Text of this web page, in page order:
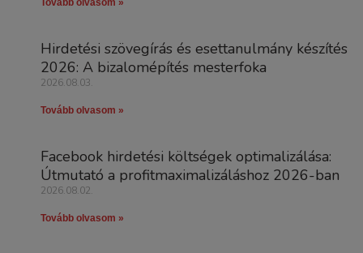
Hirdetési szövegírás és esettanulmány készítés
2026: A bizalomépítés mesterfoka
2026.08.03.
Tovább olvasom »
Facebook hirdetési költségek optimalizálása:
Útmutató a profitmaximalizáláshoz 2026-ban
2026.08.02.
Tovább olvasom »